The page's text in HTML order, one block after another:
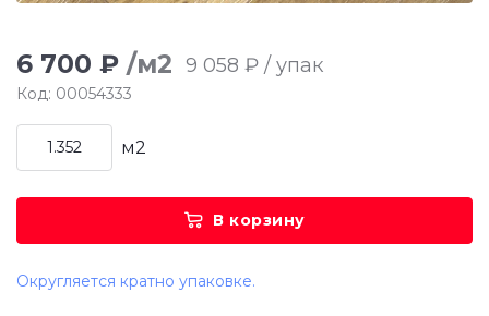
6 700 ₽ /м2 9 058 ₽ / упак
Код: 00054333
м2
В корзину
Округляется кратно упаковке.